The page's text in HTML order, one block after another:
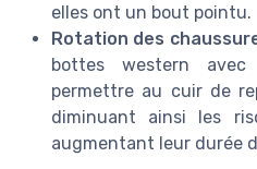
elles ont un bout pointu.
Rotation des
bottes western avec
permettre au cuir de
diminuant ainsi les
augmentant leur durée